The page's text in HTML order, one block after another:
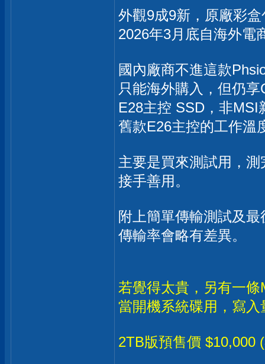
外觀9成9新，原廠彩
2026年3月底自海外電
國內廠商不進這款
只能海外購入，但仍
E28主控 SSD，非
舊款E26主控的工作溫
主要是買來測試用，
接手善用。
附上簡單傳輸測試及
傳輸率會略有差異。
若覺得太貴，另有一
當開機系統碟用，寫
2TB版預售價 $10,000